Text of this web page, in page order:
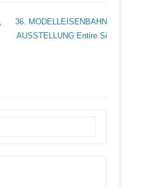
36. MODELLEISENBAHN
AUSSTELLUNG Entire Si